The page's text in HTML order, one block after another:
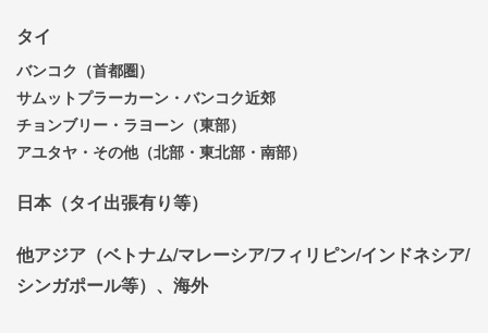
タイ
バンコク（首都圏）
サムットプラーカーン・バンコク近郊
チョンブリー・ラヨーン（東部）
アユタヤ・その他（北部・東北部・南部）
日本（タイ出張有り等）
他アジア（ベトナム/マレーシア/フィリピン/インドネシア/
シンガポール等）、海外